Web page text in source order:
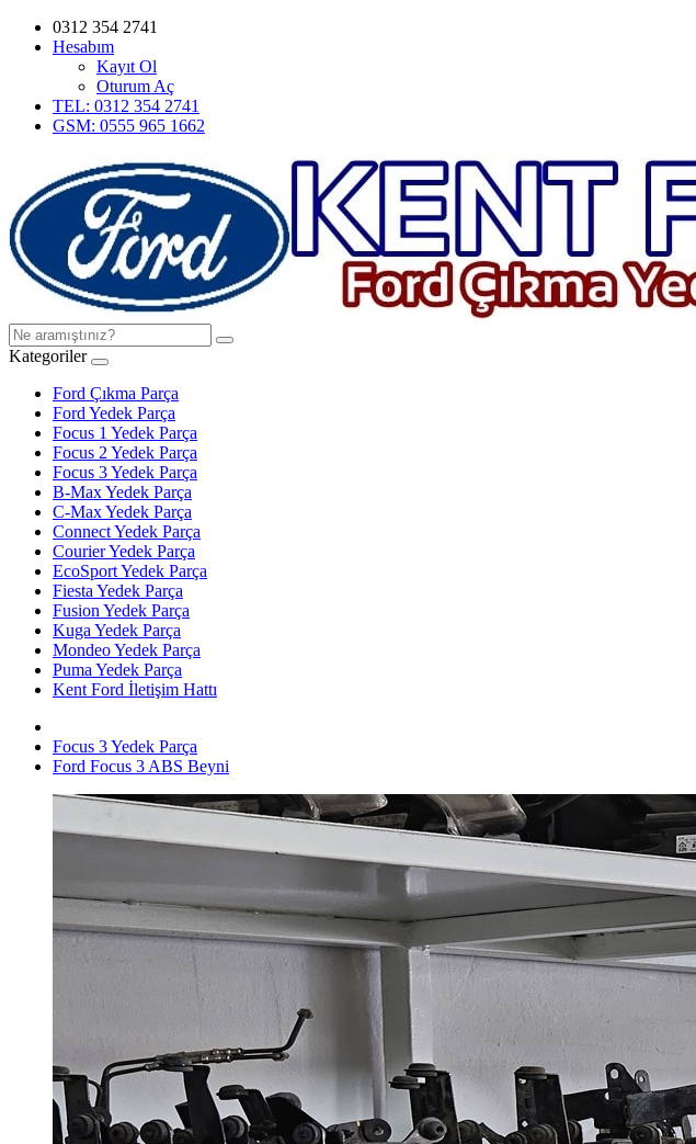
0312 354 2741
Hesabım
Kayıt Ol
Oturum Aç
TEL: 0312 354 2741
GSM: 0555 965 1662
Kategoriler
Ford Çıkma Parça
Ford Yedek Parça
Focus 1 Yedek Parça
Focus 2 Yedek Parça
Focus 3 Yedek Parça
B-Max Yedek Parça
C-Max Yedek Parça
Connect Yedek Parça
Courier Yedek Parça
EcoSport Yedek Parça
Fiesta Yedek Parça
Fusion Yedek Parça
Kuga Yedek Parça
Mondeo Yedek Parça
Puma Yedek Parça
Kent Ford İletişim Hattı
Focus 3 Yedek Parça
Ford Focus 3 ABS Beyni